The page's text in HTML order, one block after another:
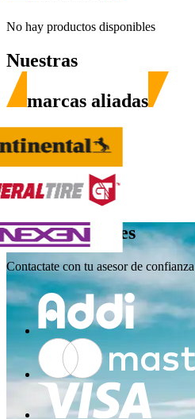
No hay productos disponibles
Nuestras
marcas aliadas
Credito4 meses
Contactate con tu asesor de confianza